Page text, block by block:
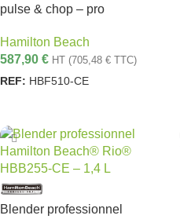
pulse & chop – pro
Hamilton Beach
587,90 € HT (705,48 € TTC)
REF: HBF510-CE
Blender professionnel